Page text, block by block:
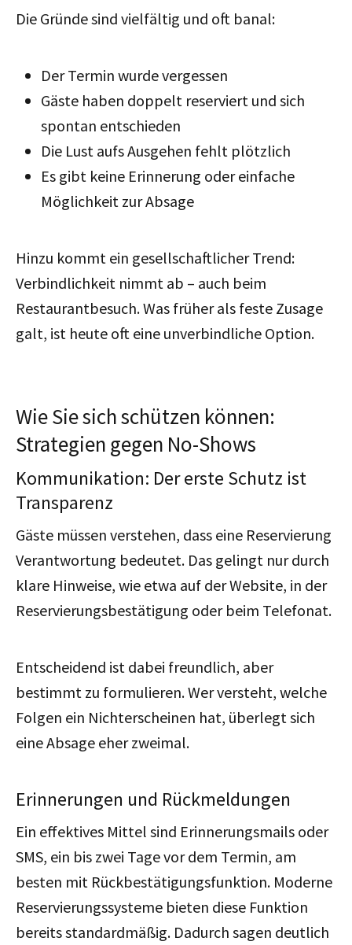
Die Gründe sind vielfältig und oft banal:
Der Termin wurde vergessen
Gäste haben doppelt reserviert und sich
spontan entschieden
Die Lust aufs Ausgehen fehlt plötzlich
Es gibt keine Erinnerung oder einfache
Möglichkeit zur Absage
Hinzu kommt ein gesellschaftlicher Trend:
Verbindlichkeit nimmt ab – auch beim
Restaurantbesuch. Was früher als feste Zusage
galt, ist heute oft eine unverbindliche Option.
Wie Sie sich schützen können:
Strategien gegen No-Shows
Kommunikation: Der erste Schutz ist
Transparenz
Gäste müssen verstehen, dass eine Reservierung
Verantwortung bedeutet. Das gelingt nur durch
klare Hinweise, wie etwa auf der Website, in der
Reservierungsbestätigung oder beim Telefonat.
Entscheidend ist dabei freundlich, aber
bestimmt zu formulieren. Wer versteht, welche
Folgen ein Nichterscheinen hat, überlegt sich
eine Absage eher zweimal.
Erinnerungen und Rückmeldungen
Ein effektives Mittel sind Erinnerungsmails oder
SMS, ein bis zwei Tage vor dem Termin, am
besten mit Rückbestätigungsfunktion. Moderne
Reservierungssysteme bieten diese Funktion
bereits standardmäßig. Dadurch sagen deutlich